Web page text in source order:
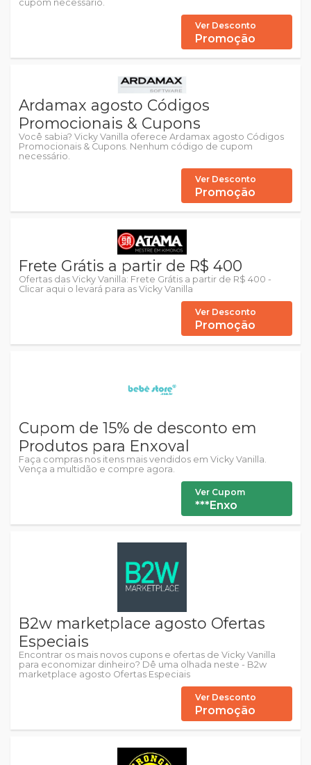
cupom necessário.
Ver Desconto
Promoção
Ardamax agosto Códigos
Promocionais & Cupons
Você sabia? Vicky Vanilla oferece Ardamax agosto Códigos
Promocionais & Cupons. Nenhum código de cupom
necessário.
Ver Desconto
Promoção
Frete Grátis a partir de R$ 400
Ofertas das Vicky Vanilla: Frete Grátis a partir de R$ 400 -
Clicar aqui o levará para as Vicky Vanilla
Ver Desconto
Promoção
Cupom de 15% de desconto em
Produtos para Enxoval
Faça compras nos itens mais vendidos em Vicky Vanilla.
Vença a multidão e compre agora.
Ver Cupom
***Enxo
B2w marketplace agosto Ofertas
Especiais
Encontrar os mais novos cupons e ofertas de Vicky Vanilla
para economizar dinheiro? Dê uma olhada neste - B2w
marketplace agosto Ofertas Especiais
Ver Desconto
Promoção